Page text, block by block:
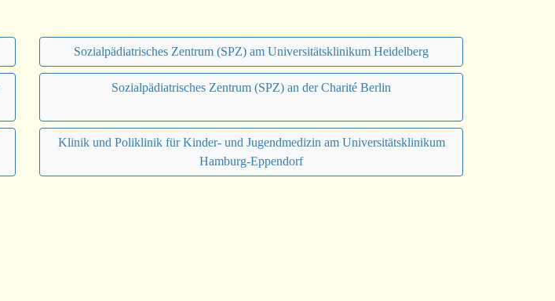
Sozialpädiatrisches Zentrum (SPZ) am Universitätsklinikum Heidelberg
Sozialpädiatrisches Zentrum (SPZ) an der Charité Berlin
Klinik und Poliklinik für Kinder- und Jugendmedizin am Universitätsklinikum
Hamburg-Eppendorf